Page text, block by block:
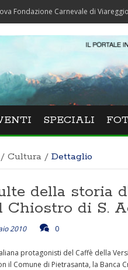
Carnevale di Viareggio
SPECIALI
/ Cultura / Dettaglio
della storia
Chiostro di S.
2010 0
protagonisti del Caffè della
il Comune di Pietrasanta, la Banca